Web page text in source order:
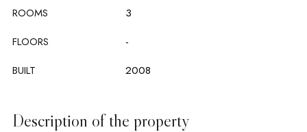
ROOMS
3
FLOORS
-
BUILT
2008
Description of the property